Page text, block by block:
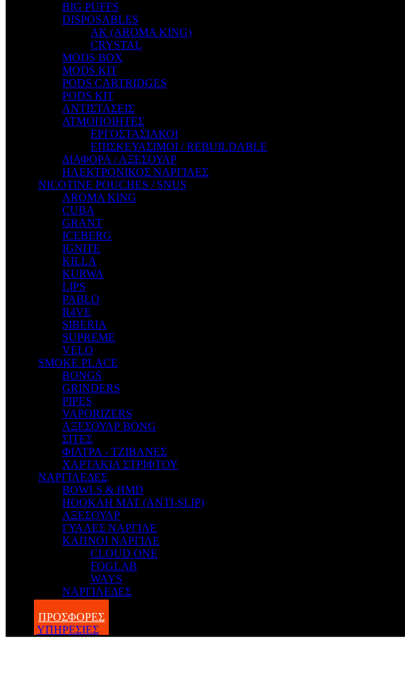
OPMH PROJECT
S-ELF JUICE
SADBOY
SCANDAL
SECRET FOREST
STEAM CITY LIQUIDS
STEAM TRAIN
STEAMPUNK
TALES
TATTOO
THE ALCHEMIST
THE SMOKER'S CLUB
TIKI MAHU
TWIST
VAPE NOVA
VGOD
WILD ZOO
YETI
ZEUS JUICE
BIG PUFFS
DISPOSABLES
AK (AROMA KING)
CRYSTAL
MODS BOX
MODS KIT
PODS CARTRIDGES
PODS KIT
ΑΝΤΙΣΤΑΣΕΙΣ
ΑΤΜΟΠΟΙΗΤΕΣ
ΕΡΓΟΣΤΑΣΙΑΚΟΙ
ΕΠΙΣΚΕΥΑΣΙΜΟΙ / REBUILDABLE
ΔΙΑΦΟΡΑ / ΑΞΕΣΟΥΑΡ
ΗΛΕΚΤΡΟΝΙΚΟΣ ΝΑΡΓΙΛΕΣ
NICOTINE POUCHES / SNUS
AROMA KING
CUBA
GRANT
ICEBERG
IGNITE
KILLA
KURWA
LIPS
PABLO
R4VE
SIBERIA
SUPREME
VELO
SMOKE PLACE
BONGS
GRINDERS
PIPES
VAPORIZERS
ΑΞΕΣΟΥΑΡ BONG
ΣΙΤΕΣ
ΦΙΛΤΡΑ - ΤΖΙΒΑΝΕΣ
ΧΑΡΤΑΚΙΑ ΣΤΡΙΦΤΟΥ
ΝΑΡΓΙΛΕΔΕΣ
BOWLS & HMD
HOOKAH MAT (ANTI-SLIP)
ΑΞΕΣΟΥΑΡ
ΓΥΑΛΕΣ ΝΑΡΓΙΛΕ
ΚΑΠΝΟΙ ΝΑΡΓΙΛΕ
CLOUD ONE
FOGLAB
WAYS
ΝΑΡΓΙΛΕΔΕΣ
ΠΡΟΣΦΟΡΕΣ
ΥΠΗΡΕΣΙΕΣ